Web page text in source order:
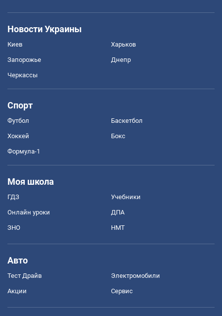
Новости Украины
Киев Харьков
Запорожье Днепр
Черкассы
Спорт
Футбол Баскетбол
Хоккей Бокс
Формула-1
Моя школа
ГДЗ Учебники
Онлайн уроки ДПА
ЗНО НМТ
Авто
Тест Драйв Электромобили
Акции Сервис